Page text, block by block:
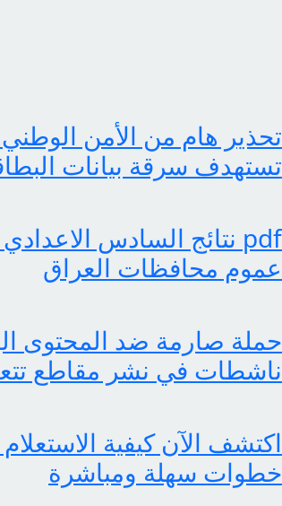
تحذير هام من الأمن
تستهدف سرقة بيانات
عموم محافظات العراق
حملة صارمة ضد المحتوى
ناشطات في نشر مقاطع
خطوات سهلة ومباشرة